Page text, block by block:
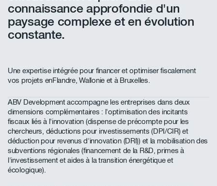
connaissance approfondie d'un
paysage complexe et en évolution
constante.
Une expertise intégrée pour financer et optimiser fiscalement
vos projets enFlandre, Wallonie et à Bruxelles.
ABV Development accompagne les entreprises dans deux
dimensions complémentaires : l'optimisation des incitants
fiscaux liés à l'innovation (dispense de précompte pour les
chercheurs, déductions pour investissements (DPI/CIR) et
déduction pour revenus d'innovation (DRI)) et la mobilisation des
subventions régionales (financement de la R&D, primes à
l'investissement et aides à la transition énergétique et
écologique).